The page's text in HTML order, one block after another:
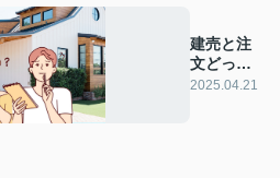
建売と注
文どっち
が得？
2025.04.21